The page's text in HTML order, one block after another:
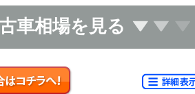
車相場を見る